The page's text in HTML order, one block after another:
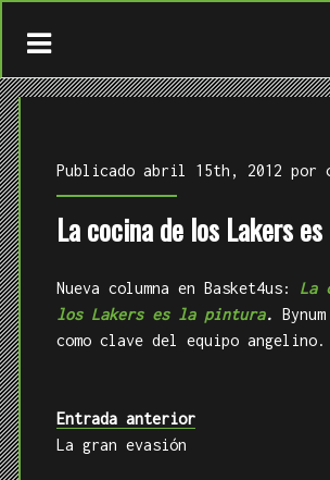
TRABAJOS
Publicado abril 15th, 2012 por
La cocina de los Lakers
Nueva columna en Basket4us: La
los Lakers es la pintura.
como clave del equipo angelino.
Entrada anterior
La gran evasión